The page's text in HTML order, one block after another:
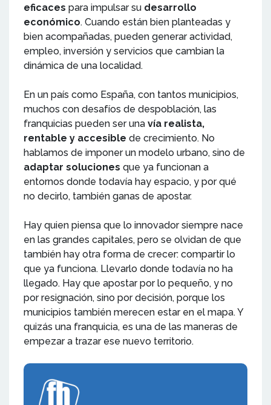
eficaces para impulsar su desarrollo
económico. Cuando están bien planteadas y
bien acompañadas, pueden generar actividad,
empleo, inversión y servicios que cambian la
dinámica de una localidad.
En un país como España, con tantos municipios,
muchos con desafíos de despoblación, las
franquicias pueden ser una vía realista,
rentable y accesible de crecimiento. No
hablamos de imponer un modelo urbano, sino de
adaptar soluciones que ya funcionan a
entornos donde todavía hay espacio, y por qué
no decirlo, también ganas de apostar.
Hay quien piensa que lo innovador siempre nace
en las grandes capitales, pero se olvidan de que
también hay otra forma de crecer: compartir lo
que ya funciona. Llevarlo donde todavía no ha
llegado. Hay que apostar por lo pequeño, y no
por resignación, sino por decisión, porque los
municipios también merecen estar en el mapa. Y
quizás una franquicia, es una de las maneras de
empezar a trazar ese nuevo territorio.